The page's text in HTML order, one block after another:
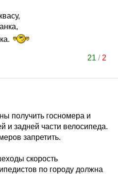
21 / 2
получить госномера и
и задней части велосипеда.
запретить.
скорость
по городу должна